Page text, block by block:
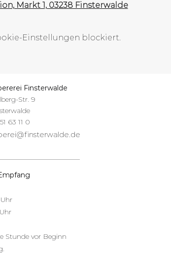
Markt 1, 03238 Finsterwalde
Einstellungen blockiert.
Finsterwalde
Str. 9
63 11 0
Stunde vor Beginn